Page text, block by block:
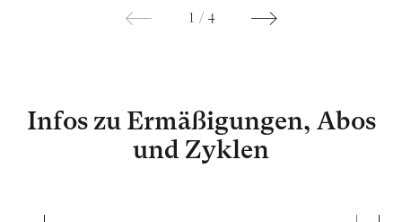
1 / 4
Infos zu Ermäßigungen, Abos
und Zyklen